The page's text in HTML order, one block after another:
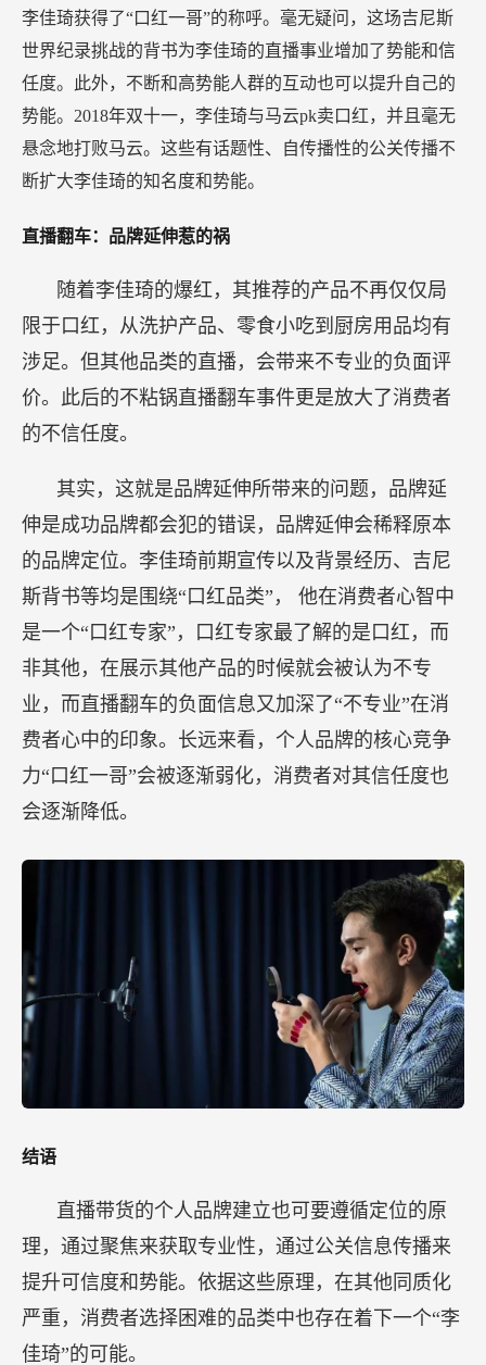
李佳琦获得了“口红一哥”的称呼。毫无疑问，这场吉尼斯
世界纪录挑战的背书为李佳琦的直播事业增加了势能和信
任度。此外，不断和高势能人群的互动也可以提升自己的
势能。2018年双十一，李佳琦与马云pk卖口红，并且毫无
悬念地打败马云。这些有话题性、自传播性的公关传播不
断扩大李佳琦的知名度和势能。
直播翻车：品牌延伸惹的祸
随着李佳琦的爆红，其推荐的产品不再仅仅局
限于口红，从洗护产品、零食小吃到厨房用品均有
涉足。但其他品类的直播，会带来不专业的负面评
价。此后的不粘锅直播翻车事件更是放大了消费者
的不信任度。
其实，这就是品牌延伸所带来的问题，品牌延
伸是成功品牌都会犯的错误，品牌延伸会稀释原本
的品牌定位。李佳琦前期宣传以及背景经历、吉尼
斯背书等均是围绕“口红品类”， 他在消费者心智中
是一个“口红专家”，口红专家最了解的是口红，而
非其他，在展示其他产品的时候就会被认为不专
业，而直播翻车的负面信息又加深了“不专业”在消
费者心中的印象。长远来看，个人品牌的核心竞争
力“口红一哥”会被逐渐弱化，消费者对其信任度也
会逐渐降低。
结语
直播带货的个人品牌建立也可要遵循定位的原
理，通过聚焦来获取专业性，通过公关信息传播来
提升可信度和势能。依据这些原理，在其他同质化
严重，消费者选择困难的品类中也存在着下一个“李
佳琦”的可能。